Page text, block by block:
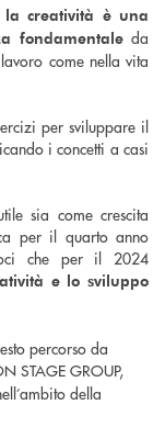
la creatività è una
fondamentaleda
come nella vita
per sviluppare il
i concetti a casi
sia come crescita
per il quarto anno
che per il 2024
e lo sviluppo
percorso da
STAGE GROUP,
della